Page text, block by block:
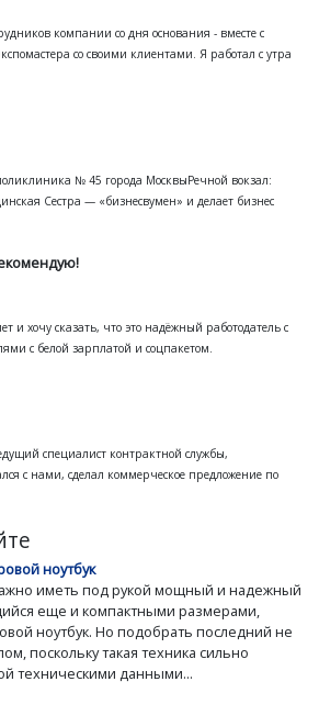
компании со дня основания - вместе с
со своими клиентами. Я работал с утра
№ 45 города МосквыРечной вокзал:
Сестра — «бизнесвумен» и делает бизнес
и хочу сказать, что это надёжный работодатель с
с белой зарплатой и соцпакетом.
специалист контрактной службы,
с нами, сделал коммерческое предложение по
ноутбук
иметь под рукой мощный и надежный
еще и компактными размерами,
ноутбук. Но подобрать последний не
поскольку такая техника сильно
техническими данными...